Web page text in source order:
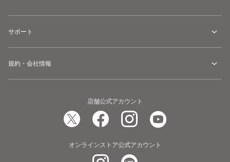
サポート
規約・会社情報
店舗公式アカウント
オンラインストア公式アカウント